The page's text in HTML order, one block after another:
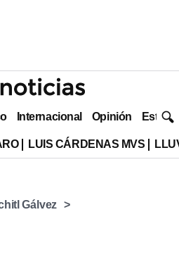
Internacional Opinión Estilo
LUIS CÁRDENAS MVS
Gálvez